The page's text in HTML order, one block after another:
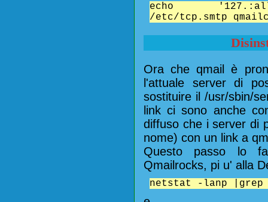
echo
/etc/tcp.smtp
Ora che qmail è
l'attuale server di
sostituire il /usr/sbin/
link ci sono anche
diffuso che i server di
nome) con un link a
Questo passo lo
Qmailrocks, pi u' alla
netstat -lanp |grep